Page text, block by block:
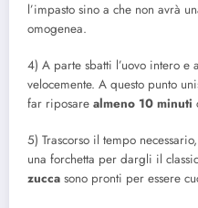
l’impasto sino a che non avrà
omogenea.
4) A parte sbatti l’uovo intero e
velocemente. A questo punto
far riposare almeno 10 minuti
5) Trascorso il tempo
una forchetta per dargli il
zucca sono pronti per essere